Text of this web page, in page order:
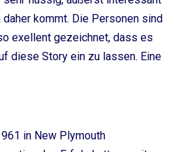
kommt. Die Personen sind
exellent gezeichnet, dass es
diese Story ein zu lassen. Eine
in New Plymouth